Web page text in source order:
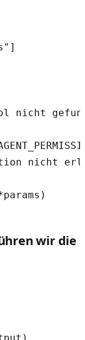
nicht
nicht
wir die